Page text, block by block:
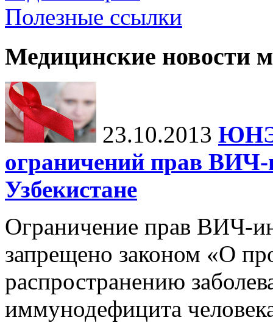
Полезные ссылки
Медицинские новости
23.10.2013
ограничений прав
Узбекистане
Ограничение прав ВИЧ-
запрещено законом «О
распространению
иммунодефицита